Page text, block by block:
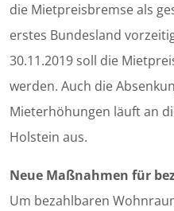
die Mietpreisbremse als
erstes Bundesland
30.11.2019 soll die
werden. Auch die
Mieterhöhungen läuft an
Holstein aus.
Neue Maßnahmen für
Um bezahlbaren